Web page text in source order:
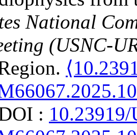
National
(USNC-
: